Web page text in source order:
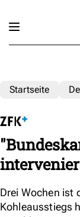
Startseite
Drei Wochen ist
Kohleausstiegs